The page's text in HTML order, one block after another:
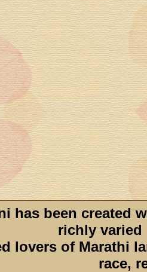
has been created
richly varied
lovers of Marathi
race,